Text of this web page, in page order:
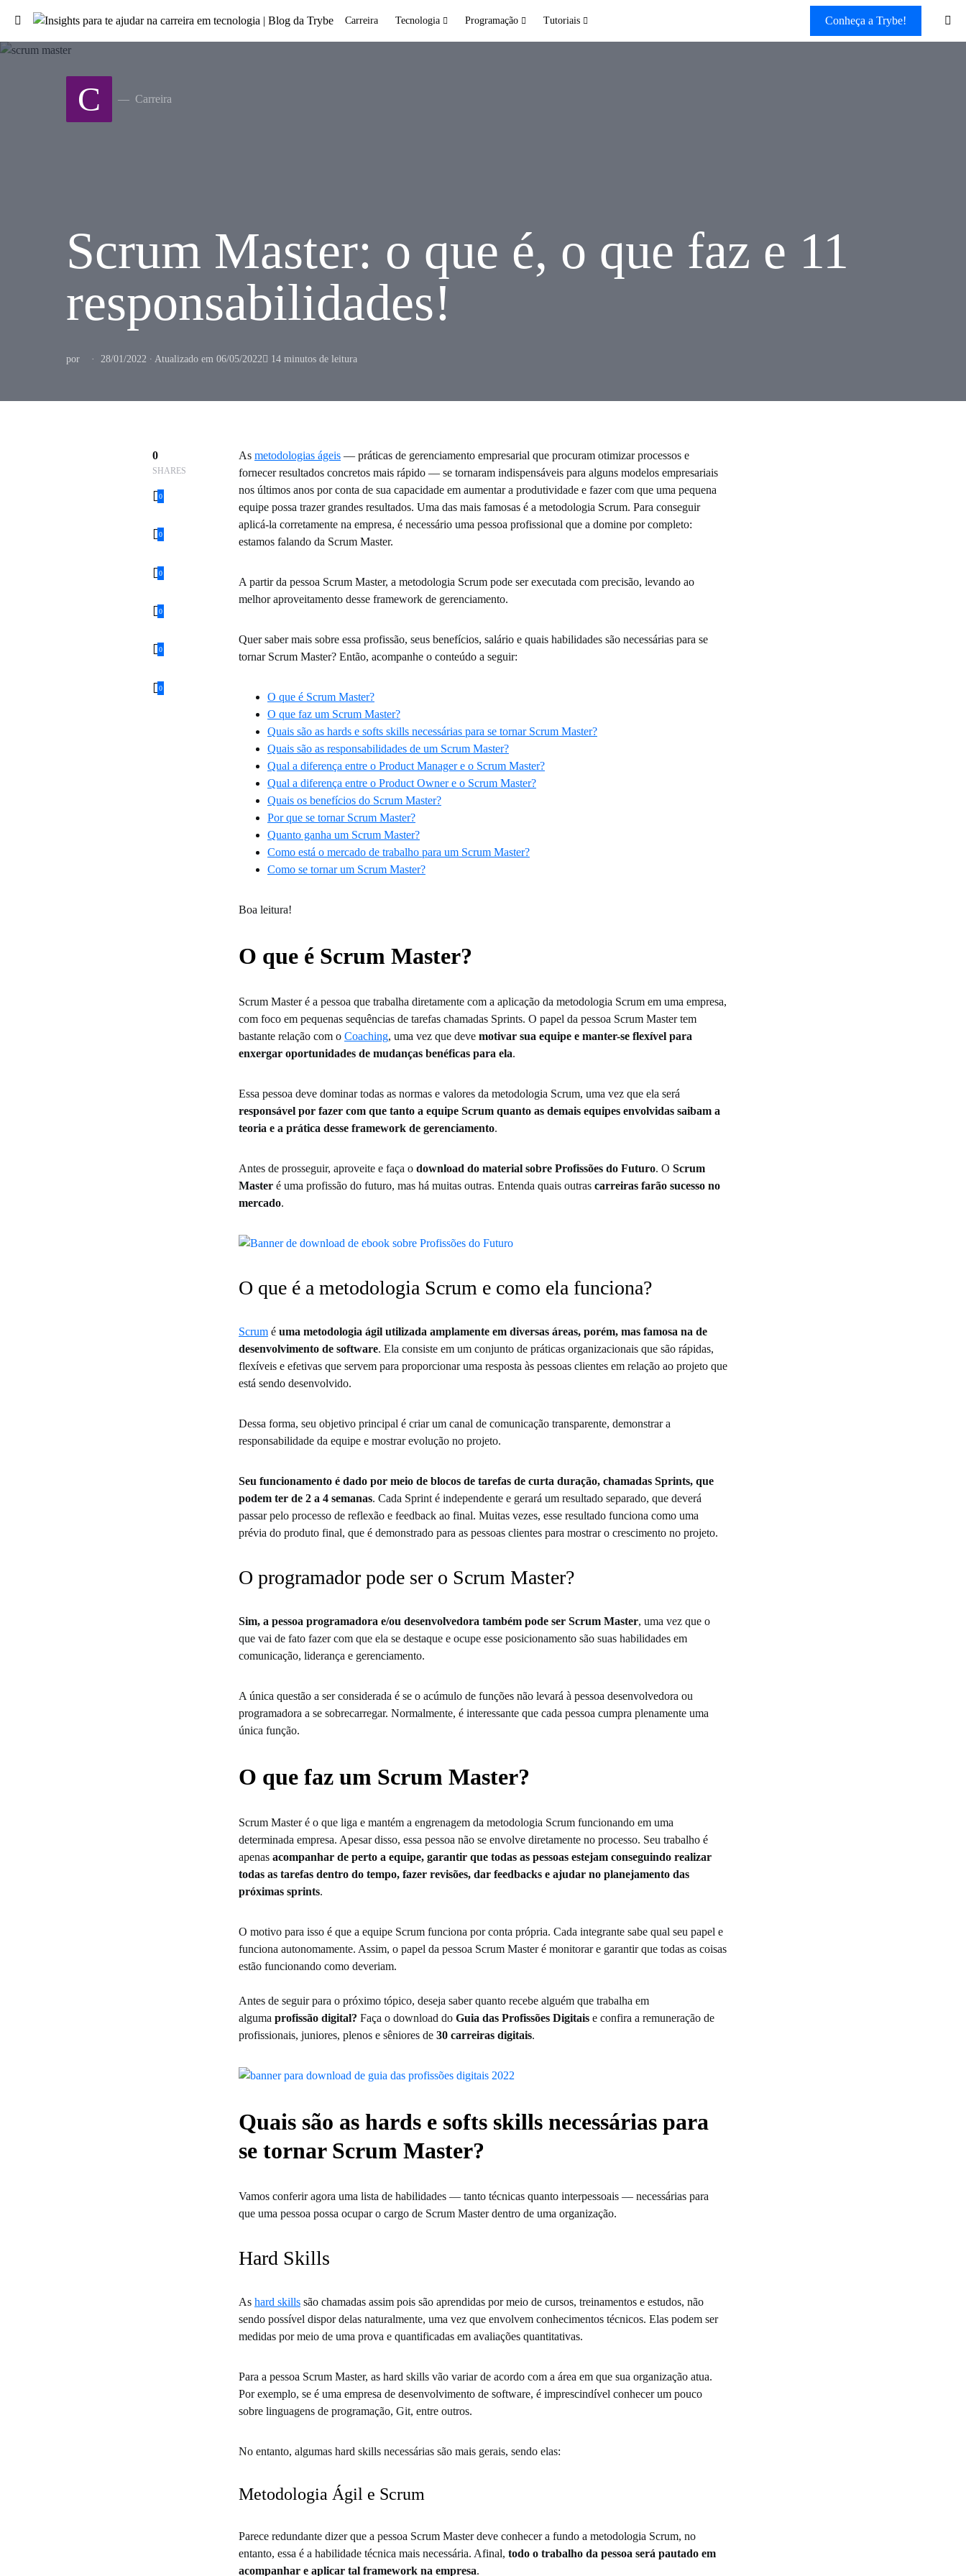
Carreira Tecnologia Programação Tutoriais Conheça a Trybe!
Search for:
C Carreira
Scrum Master: o que é, o que faz e 11
responsabilidades!
por 28/01/2022 ∙ Atualizado em 06/05/2022 14 minutos de leitura
0
SHARES
0
0
0
0
0
0
As metodologias ágeis — práticas de gerenciamento empresarial que procuram otimizar processos e
fornecer resultados concretos mais rápido — se tornaram indispensáveis para alguns modelos empresariais
nos últimos anos por conta de sua capacidade em aumentar a produtividade e fazer com que uma pequena
equipe possa trazer grandes resultados. Uma das mais famosas é a metodologia Scrum. Para conseguir
aplicá-la corretamente na empresa, é necessário uma pessoa profissional que a domine por completo:
estamos falando da Scrum Master.
A partir da pessoa Scrum Master, a metodologia Scrum pode ser executada com precisão, levando ao
melhor aproveitamento desse framework de gerenciamento.
Quer saber mais sobre essa profissão, seus benefícios, salário e quais habilidades são necessárias para se
tornar Scrum Master? Então, acompanhe o conteúdo a seguir:
O que é Scrum Master?
O que faz um Scrum Master?
Quais são as hards e softs skills necessárias para se tornar Scrum Master?
Quais são as responsabilidades de um Scrum Master?
Qual a diferença entre o Product Manager e o Scrum Master?
Qual a diferença entre o Product Owner e o Scrum Master?
Quais os benefícios do Scrum Master?
Por que se tornar Scrum Master?
Quanto ganha um Scrum Master?
Como está o mercado de trabalho para um Scrum Master?
Como se tornar um Scrum Master?
Boa leitura!
O que é Scrum Master?
Scrum Master é a pessoa que trabalha diretamente com a aplicação da metodologia Scrum em uma empresa,
com foco em pequenas sequências de tarefas chamadas Sprints. O papel da pessoa Scrum Master tem
bastante relação com o Coaching, uma vez que deve motivar sua equipe e manter-se flexível para
enxergar oportunidades de mudanças benéficas para ela.
Essa pessoa deve dominar todas as normas e valores da metodologia Scrum, uma vez que ela será
responsável por fazer com que tanto a equipe Scrum quanto as demais equipes envolvidas saibam a
teoria e a prática desse framework de gerenciamento.
Antes de prosseguir, aproveite e faça o download do material sobre Profissões do Futuro. O Scrum
Master é uma profissão do futuro, mas há muitas outras. Entenda quais outras carreiras farão sucesso no
mercado.
O que é a metodologia Scrum e como ela funciona?
Scrum é uma metodologia ágil utilizada amplamente em diversas áreas, porém, mas famosa na de
desenvolvimento de software. Ela consiste em um conjunto de práticas organizacionais que são rápidas,
flexíveis e efetivas que servem para proporcionar uma resposta às pessoas clientes em relação ao projeto que
está sendo desenvolvido.
Dessa forma, seu objetivo principal é criar um canal de comunicação transparente, demonstrar a
responsabilidade da equipe e mostrar evolução no projeto.
Seu funcionamento é dado por meio de blocos de tarefas de curta duração, chamadas Sprints, que
podem ter de 2 a 4 semanas. Cada Sprint é independente e gerará um resultado separado, que deverá
passar pelo processo de reflexão e feedback ao final. Muitas vezes, esse resultado funciona como uma
prévia do produto final, que é demonstrado para as pessoas clientes para mostrar o crescimento no projeto.
O programador pode ser o Scrum Master?
Sim, a pessoa programadora e/ou desenvolvedora também pode ser Scrum Master, uma vez que o
que vai de fato fazer com que ela se destaque e ocupe esse posicionamento são suas habilidades em
comunicação, liderança e gerenciamento.
A única questão a ser considerada é se o acúmulo de funções não levará à pessoa desenvolvedora ou
programadora a se sobrecarregar. Normalmente, é interessante que cada pessoa cumpra plenamente uma
única função.
O que faz um Scrum Master?
Scrum Master é o que liga e mantém a engrenagem da metodologia Scrum funcionando em uma
determinada empresa. Apesar disso, essa pessoa não se envolve diretamente no processo. Seu trabalho é
apenas acompanhar de perto a equipe, garantir que todas as pessoas estejam conseguindo realizar
todas as tarefas dentro do tempo, fazer revisões, dar feedbacks e ajudar no planejamento das
próximas sprints.
O motivo para isso é que a equipe Scrum funciona por conta própria. Cada integrante sabe qual seu papel e
funciona autonomamente. Assim, o papel da pessoa Scrum Master é monitorar e garantir que todas as coisas
estão funcionando como deveriam.
Antes de seguir para o próximo tópico, deseja saber quanto recebe alguém que trabalha em
alguma profissão digital? Faça o download do Guia das Profissões Digitais e confira a remuneração de
profissionais, juniores, plenos e sêniores de 30 carreiras digitais.
Quais são as hards e softs skills necessárias para
se tornar Scrum Master?
Vamos conferir agora uma lista de habilidades — tanto técnicas quanto interpessoais — necessárias para
que uma pessoa possa ocupar o cargo de Scrum Master dentro de uma organização.
Hard Skills
As hard skills são chamadas assim pois são aprendidas por meio de cursos, treinamentos e estudos, não
sendo possível dispor delas naturalmente, uma vez que envolvem conhecimentos técnicos. Elas podem ser
medidas por meio de uma prova e quantificadas em avaliações quantitativas.
Para a pessoa Scrum Master, as hard skills vão variar de acordo com a área em que sua organização atua.
Por exemplo, se é uma empresa de desenvolvimento de software, é imprescindível conhecer um pouco
sobre linguagens de programação, Git, entre outros.
No entanto, algumas hard skills necessárias são mais gerais, sendo elas:
Metodologia Ágil e Scrum
Parece redundante dizer que a pessoa Scrum Master deve conhecer a fundo a metodologia Scrum, no
entanto, essa é a habilidade técnica mais necessária. Afinal, todo o trabalho da pessoa será pautado em
acompanhar e aplicar tal framework na empresa.